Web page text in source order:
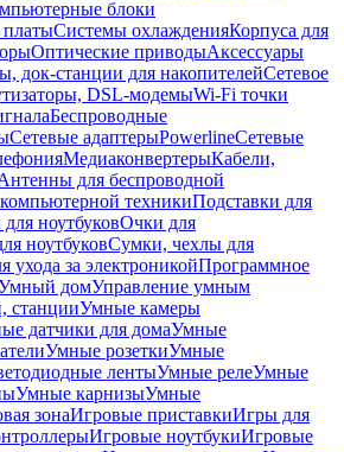
блоки
Системы охлажденияКорпуса для
Оптические приводыАксессуары
док-станции для накопителейСетевое
DSL-модемыWi-Fi точки
Беспроводные
Сетевые адаптерыPowerlineСетевые
МедиаконвертерыКабели,
для беспроводной
техникиПодставки для
ноутбуковОчки для
ноутбуковСумки, чехлы для
ухода за электроникойПрограммное
домУправление умным
станцииУмные камеры
датчики для домаУмные
Умные розеткиУмные
лентыУмные релеУмные
Умные карнизыУмные
зонаИгровые приставкиИгры для
Игровые ноутбукиИгровые